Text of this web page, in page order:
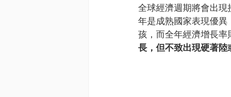
全球經濟週期將會出現
年是成熟國家表現優異
孩，而全年經濟增長率
長，但不致出現硬著陸